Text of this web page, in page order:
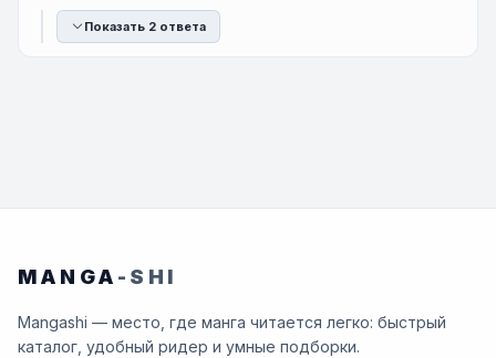
Показать 2 ответа
MANGA -SHI
Mangashi — место, где манга читается легко: быстрый
каталог, удобный ридер и умные подборки.